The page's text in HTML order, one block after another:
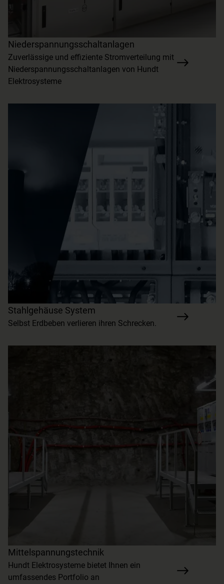
Niederspannungsschaltanlagen
Zuverlässige und effiziente Stromverteilung mit
Niederspannungsschaltanlagen von Hundt
Elektrosysteme
Stahlgehäuse System
Selbst Erdbeben verlieren ihren Schrecken.
Mittelspannungstechnik
Hundt Elektrosysteme bietet Ihnen ein
umfassendes Portfolio an